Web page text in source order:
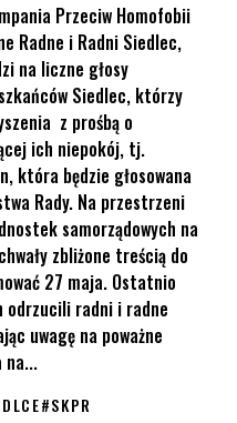
Przeciw Homofobii
Radne i Radni Siedlec,
na liczne głosy
Siedlec, którzy
z prośbą o
ich niepokój, tj.
która będzie głosowana
Rady. Na przestrzeni
samorządowych na
zbliżone treścią do
27 maja. Ostatnio
odrzucili radni i radne
uwagę na poważne
na...
#SKPR